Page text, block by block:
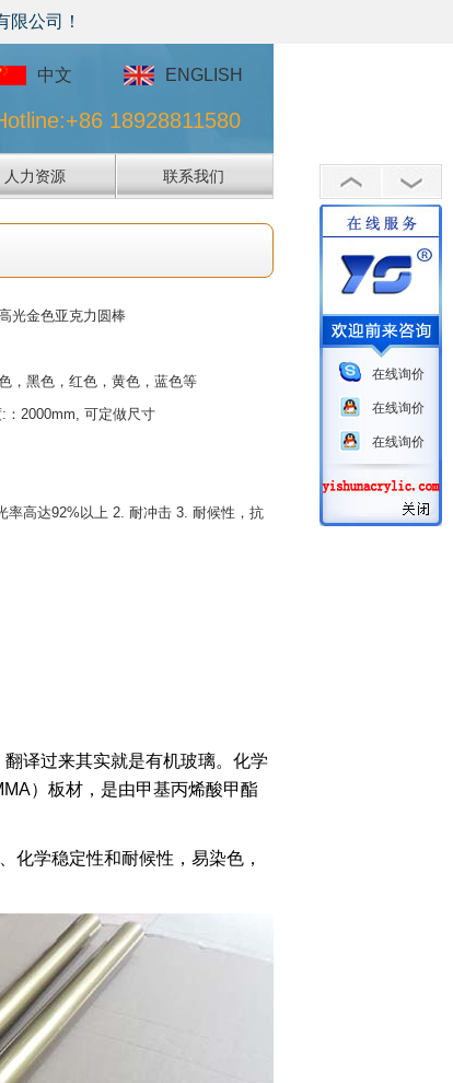
中文 ENGLISH
18928811580
人力资源 联系我们
光金色亚克力圆棒
，黑色，红色，黄色，蓝色等
：2000mm, 可定做尺寸
率高达92%以上 2. 耐冲击 3. 耐候性，抗
译过来其实就是有机玻璃。化学
）板材，是由甲基丙烯酸甲酯
学稳定性和耐候性，易染色，
在线询价
在线询价
在线询价